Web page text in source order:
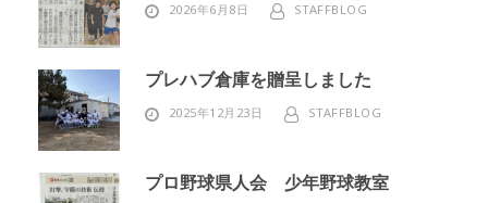
2026年6月8日 STAFFBLOG
プレハブ倉庫を贈呈しました
2025年12月23日 STAFFBLOG
プロ野球県人会 少年野球教室